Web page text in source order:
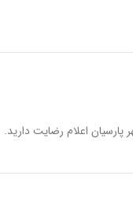
اعلام رضایت دارید.